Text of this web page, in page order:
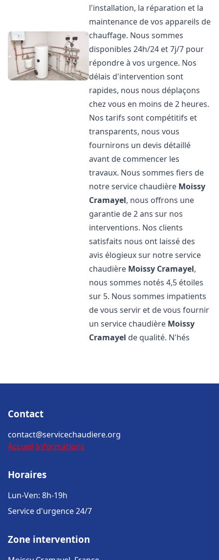
l'installation, la réparation et la
maintenance de vos appareils de
chauffage. Nous sommes
disponibles 24h/24 et 7j/7 pour
répondre à vos urgence. Nos
délais d'intervention sont
rapides, nous nous déplaçons
chez vous en moins de 2 heures.
Nos tarifs sont compétitifs et
transparents, nous vous
fournirons un devis détaillé
avant de commencer les
travaux. Nous sommes fiers de
notre service chaudière Moissy
Cramayel, nous offrons une
garantie de 2 ans sur nos
interventions. Nos clients
satisfaits nous ont laissé des
avis élogieux sur notre service
chaudière Moissy Cramayel,
nous sommes notés 4,5 étoiles
sur 5. Nous sommes impatients
de vous servir et de vous fournir
un service chaudière Moissy
Cramayel de qualité. N'hés
Contact
contact@servicechaudiere.org
Accueil Informations
Horaires
Lun-Ven: 8h-19h
Service d'urgence 24/7
Zone intervention